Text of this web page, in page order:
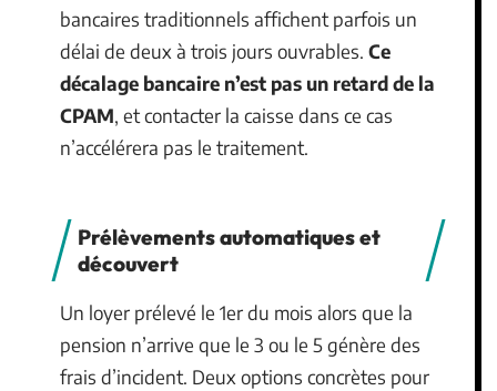
bancaires traditionnels affichent parfois un
délai de deux à trois jours ouvrables. Ce
décalage bancaire n’est pas un retard de la
CPAM, et contacter la caisse dans ce cas
n’accélérera pas le traitement.
Prélèvements automatiques et
découvert
Un loyer prélevé le 1er du mois alors que la
pension n’arrive que le 3 ou le 5 génère des
frais d’incident. Deux options concrètes pour